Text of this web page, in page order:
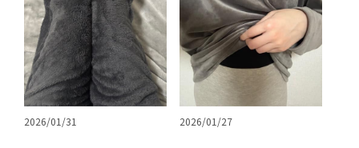
2026/01/31 2026/01/27